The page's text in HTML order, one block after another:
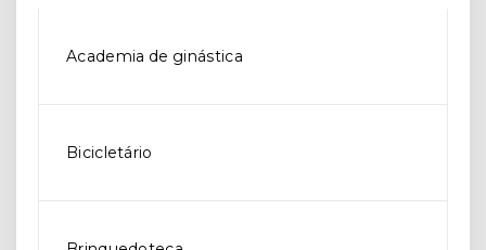
Academia de ginástica
Bicicletário